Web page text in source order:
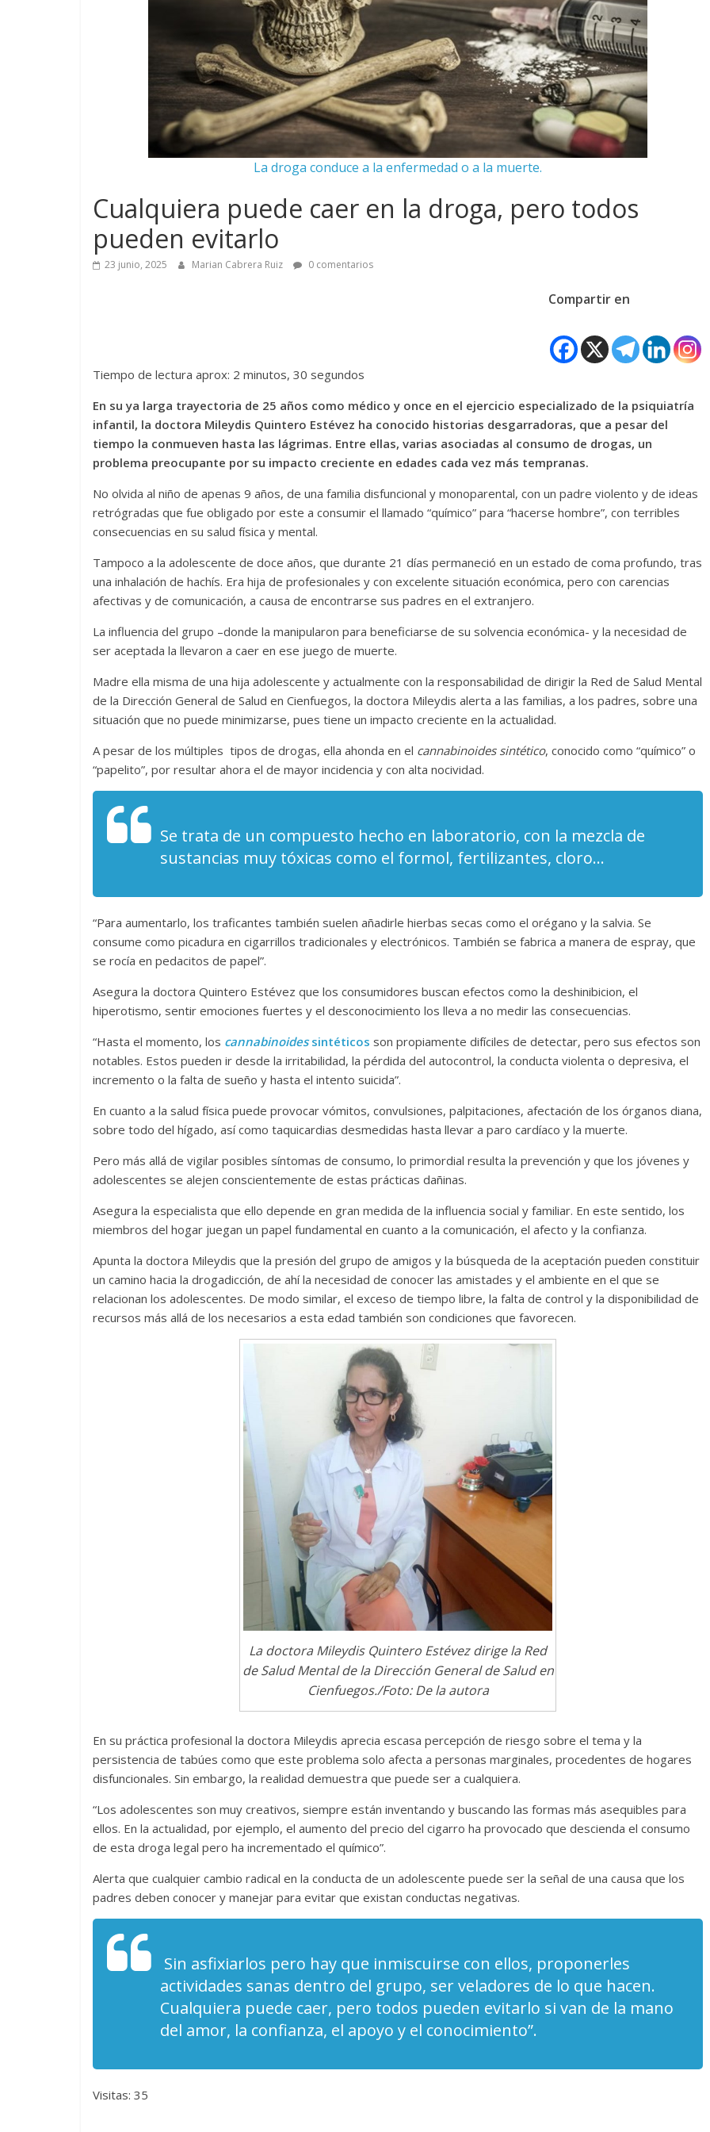
La droga conduce a la enfermedad o a la muerte.
Cualquiera puede caer en la droga, pero todos
pueden evitarlo
23 junio, 2025 Marian Cabrera Ruiz 0 comentarios
Compartir en
Tiempo de lectura aprox: 2 minutos, 30 segundos
En su ya larga trayectoria de 25 años como médico y once en el ejercicio especializado de la psiquiatría
infantil, la doctora Mileydis Quintero Estévez ha conocido historias desgarradoras, que a pesar del
tiempo la conmueven hasta las lágrimas. Entre ellas, varias asociadas al consumo de drogas, un
problema preocupante por su impacto creciente en edades cada vez más tempranas.
No olvida al niño de apenas 9 años, de una familia disfuncional y monoparental, con un padre violento y de ideas
retrógradas que fue obligado por este a consumir el llamado “químico” para “hacerse hombre”, con terribles
consecuencias en su salud física y mental.
Tampoco a la adolescente de doce años, que durante 21 días permaneció en un estado de coma profundo, tras
una inhalación de hachís. Era hija de profesionales y con excelente situación económica, pero con carencias
afectivas y de comunicación, a causa de encontrarse sus padres en el extranjero.
La influencia del grupo –donde la manipularon para beneficiarse de su solvencia económica- y la necesidad de
ser aceptada la llevaron a caer en ese juego de muerte.
Madre ella misma de una hija adolescente y actualmente con la responsabilidad de dirigir la Red de Salud Mental
de la Dirección General de Salud en Cienfuegos, la doctora Mileydis alerta a las familias, a los padres, sobre una
situación que no puede minimizarse, pues tiene un impacto creciente en la actualidad.
A pesar de los múltiples tipos de drogas, ella ahonda en el cannabinoides sintético, conocido como “químico” o
“papelito”, por resultar ahora el de mayor incidencia y con alta nocividad.
Se trata de un compuesto hecho en laboratorio, con la mezcla de
sustancias muy tóxicas como el formol, fertilizantes, cloro…
“Para aumentarlo, los traficantes también suelen añadirle hierbas secas como el orégano y la salvia. Se
consume como picadura en cigarrillos tradicionales y electrónicos. También se fabrica a manera de espray, que
se rocía en pedacitos de papel”.
Asegura la doctora Quintero Estévez que los consumidores buscan efectos como la deshinibicion, el
hiperotismo, sentir emociones fuertes y el desconocimiento los lleva a no medir las consecuencias.
“Hasta el momento, los cannabinoidessintéticos son propiamente difíciles de detectar, pero sus efectos son
notables. Estos pueden ir desde la irritabilidad, la pérdida del autocontrol, la conducta violenta o depresiva, el
incremento o la falta de sueño y hasta el intento suicida”.
En cuanto a la salud física puede provocar vómitos, convulsiones, palpitaciones, afectación de los órganos diana,
sobre todo del hígado, así como taquicardias desmedidas hasta llevar a paro cardíaco y la muerte.
Pero más allá de vigilar posibles síntomas de consumo, lo primordial resulta la prevención y que los jóvenes y
adolescentes se alejen conscientemente de estas prácticas dañinas.
Asegura la especialista que ello depende en gran medida de la influencia social y familiar. En este sentido, los
miembros del hogar juegan un papel fundamental en cuanto a la comunicación, el afecto y la confianza.
Apunta la doctora Mileydis que la presión del grupo de amigos y la búsqueda de la aceptación pueden constituir
un camino hacia la drogadicción, de ahí la necesidad de conocer las amistades y el ambiente en el que se
relacionan los adolescentes. De modo similar, el exceso de tiempo libre, la falta de control y la disponibilidad de
recursos más allá de los necesarios a esta edad también son condiciones que favorecen.
La doctora Mileydis Quintero Estévez dirige la Red
de Salud Mental de la Dirección General de Salud en
Cienfuegos./Foto: De la autora
En su práctica profesional la doctora Mileydis aprecia escasa percepción de riesgo sobre el tema y la
persistencia de tabúes como que este problema solo afecta a personas marginales, procedentes de hogares
disfuncionales. Sin embargo, la realidad demuestra que puede ser a cualquiera.
“Los adolescentes son muy creativos, siempre están inventando y buscando las formas más asequibles para
ellos. En la actualidad, por ejemplo, el aumento del precio del cigarro ha provocado que descienda el consumo
de esta droga legal pero ha incrementado el químico”.
Alerta que cualquier cambio radical en la conducta de un adolescente puede ser la señal de una causa que los
padres deben conocer y manejar para evitar que existan conductas negativas.
Sin asfixiarlos pero hay que inmiscuirse con ellos, proponerles
actividades sanas dentro del grupo, ser veladores de lo que hacen.
Cualquiera puede caer, pero todos pueden evitarlo si van de la mano
del amor, la confianza, el apoyo y el conocimiento”.
Visitas: 35
Cuento de hadas
interclasista en la alta
burguesía mexicana
30 diciembre, 2025
Julio Martínez Molina
Divertida comedia
dramática argentina
29 diciembre, 2025
Julio Martínez Molina
Cine macizo de
Un vergel en las nieblas de
la nostalgia
La efímera Torre del
Villuendas
21 septiembre, 2024
Responso por el alma
atormentada de Denís